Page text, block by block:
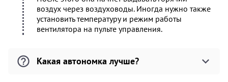
воздух через воздуховоды. Иногда нужно также
установить температуру и режим работы
вентилятора на пульте управления.
Какая автономка лучше?